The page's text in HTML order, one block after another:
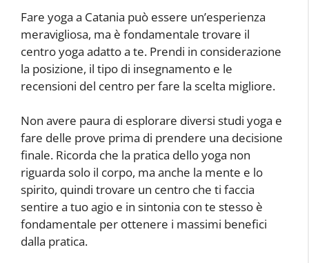
Fare yoga a Catania può essere un’esperienza
meravigliosa, ma è fondamentale trovare il
centro yoga adatto a te. Prendi in considerazione
la posizione, il tipo di insegnamento e le
recensioni del centro per fare la scelta migliore.
Non avere paura di esplorare diversi studi yoga e
fare delle prove prima di prendere una decisione
finale. Ricorda che la pratica dello yoga non
riguarda solo il corpo, ma anche la mente e lo
spirito, quindi trovare un centro che ti faccia
sentire a tuo agio e in sintonia con te stesso è
fondamentale per ottenere i massimi benefici
dalla pratica.